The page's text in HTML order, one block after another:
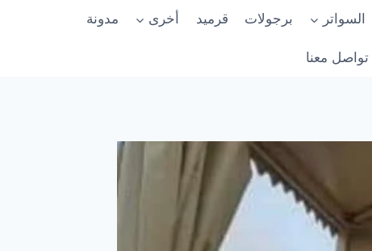
السواتر برجولات قرميد أخرى مدونة
تواصل معنا